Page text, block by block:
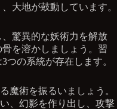
大地が鼓動しています。
驚異的な妖術力を解放
を溶かしましょう。習
つの系統が存在します。
魔術を振るいましょう。
、幻影を作り出し、攻撃